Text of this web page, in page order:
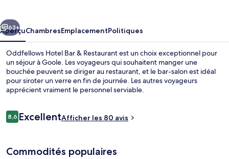
&
Restaurant
Suivant
63+
AperçuChambresEmplacementPolitiques
Oddfellows Hotel Bar & Restaurant est un choix exceptionnel pour
un séjour à Goole. Les voyageurs qui souhaitent manger une
bouchée peuvent se diriger au restaurant, et le bar-salon est idéal
pour siroter un verre en fin de journée. Les autres voyageurs
apprécient vraiment le personnel serviable.
Avis
8,68,6 sur 10 –
ExcellentAfficher les 80 avis
Commodités populaires